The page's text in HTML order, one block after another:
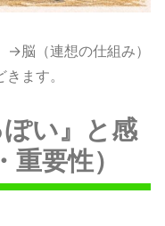
脳（連想の仕組み）
ます。
い』と感
要性）